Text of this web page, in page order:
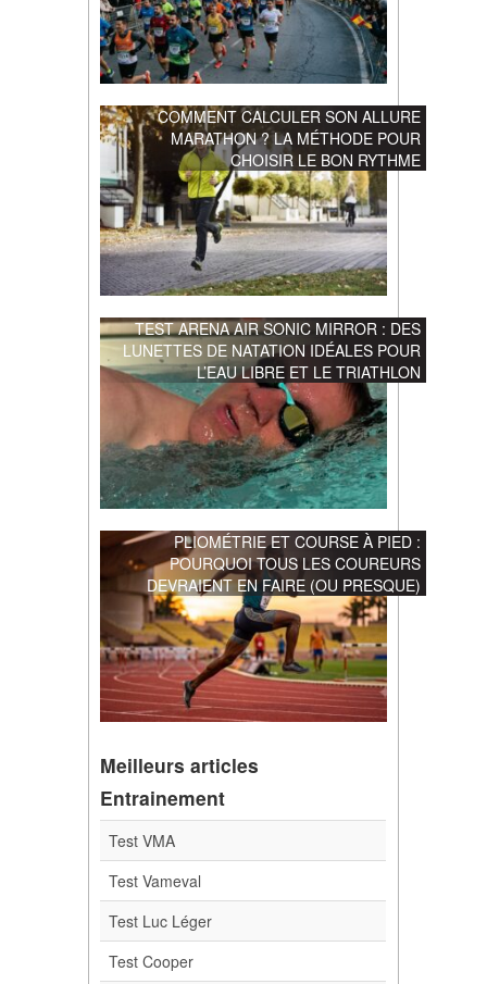
COMMENT CALCULER SON ALLURE
MARATHON ? LA MÉTHODE POUR
CHOISIR LE BON RYTHME
TEST ARENA AIR SONIC MIRROR : DES
LUNETTES DE NATATION IDÉALES POUR
L’EAU LIBRE ET LE TRIATHLON
PLIOMÉTRIE ET COURSE À PIED :
POURQUOI TOUS LES COUREURS
DEVRAIENT EN FAIRE (OU PRESQUE)
Meilleurs articles
Entrainement
Test VMA
Test Vameval
Test Luc Léger
Test Cooper